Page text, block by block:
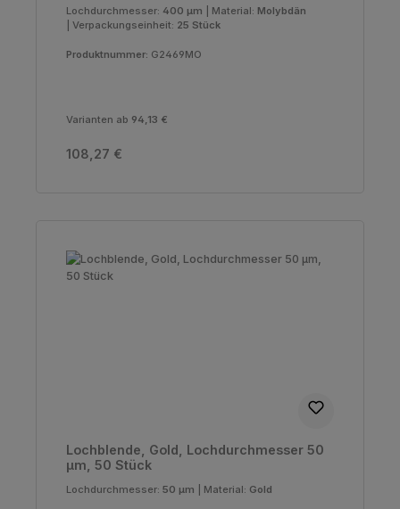
Lochdurchmesser: 400 µm Material: Molybdän
Verpackungseinheit: 25 Stück
Produktnummer: G2469MO
Varianten ab 94,13 €
Regulärer Preis:
108,27 €
Lochblende, Gold, Lochdurchmesser 50
µm, 50 Stück
Lochdurchmesser: 50 µm Material: Gold